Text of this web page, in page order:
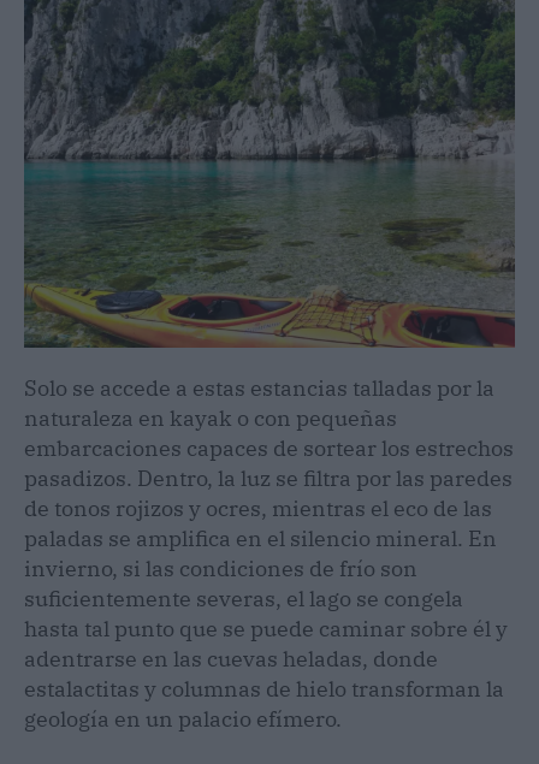
Solo se accede a estas estancias talladas por la
naturaleza en kayak o con pequeñas
embarcaciones capaces de sortear los estrechos
pasadizos. Dentro, la luz se filtra por las paredes
de tonos rojizos y ocres, mientras el eco de las
paladas se amplifica en el silencio mineral. En
invierno, si las condiciones de frío son
suficientemente severas, el lago se congela
hasta tal punto que se puede caminar sobre él y
adentrarse en las cuevas heladas, donde
estalactitas y columnas de hielo transforman la
geología en un palacio efímero.